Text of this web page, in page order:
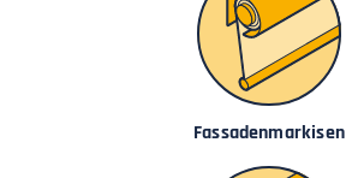
Fassadenmarkisen